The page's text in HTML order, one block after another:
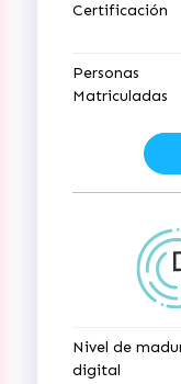
Certificación
Personas
Matriculadas
Nivel de
digital